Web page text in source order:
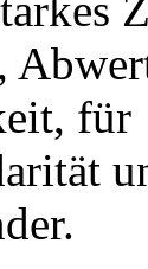
für